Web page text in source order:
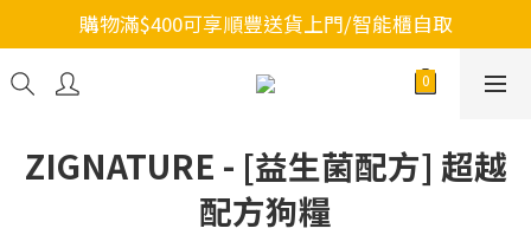
購物滿$400可享順豐送貨上門/智能櫃自取
ZIGNATURE - [益生菌配方] 超越
配方狗糧